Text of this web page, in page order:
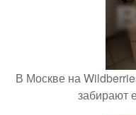
В Москве на
забирают